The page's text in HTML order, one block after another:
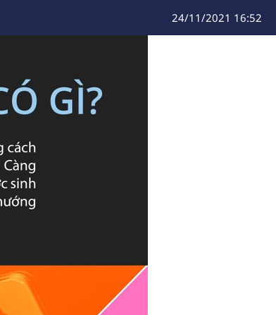
24/11/2021 16:52